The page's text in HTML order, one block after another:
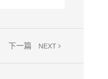
NEXT
下一篇